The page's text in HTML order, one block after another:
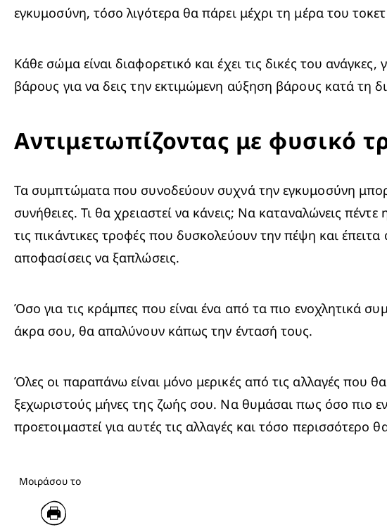
εγκυμοσύνη, τόσο λιγότερα θα πάρει μέχρι τη μέρα του
Κάθε σώμα είναι διαφορετικό και έχει τις δικές του ανάγκες,
βάρους για να δεις την εκτιμώμενη αύξηση βάρους κατά τη
Αντιμετωπίζοντας με φυσικό
Τα συμπτώματα που συνοδεύουν συχνά την εγκυμοσύνη
συνήθειες. Τι θα χρειαστεί να κάνεις; Να καταναλώνεις
τις πικάντικες τροφές που δυσκολεύουν την πέψη και
αποφασίσεις να ξαπλώσεις.
Όσο για τις κράμπες που είναι ένα από τα πιο ενοχλητικά
άκρα σου, θα απαλύνουν κάπως την έντασή τους.
Όλες οι παραπάνω είναι μόνο μερικές από τις αλλαγές που
ξεχωριστούς μήνες της ζωής σου. Να θυμάσαι πως όσο πιο
προετοιμαστεί για αυτές τις αλλαγές και τόσο
Μοιράσου το